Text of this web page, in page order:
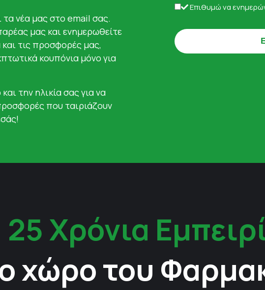
τα νέα μας στο email σας.
μας και ενημερωθείτε
τις προσφορές μας,
κουπόνια μόνο για
την ηλικία σας για να
που ταιριάζουν
Επιθυμώ να
25 Χρόνια
χώρο του